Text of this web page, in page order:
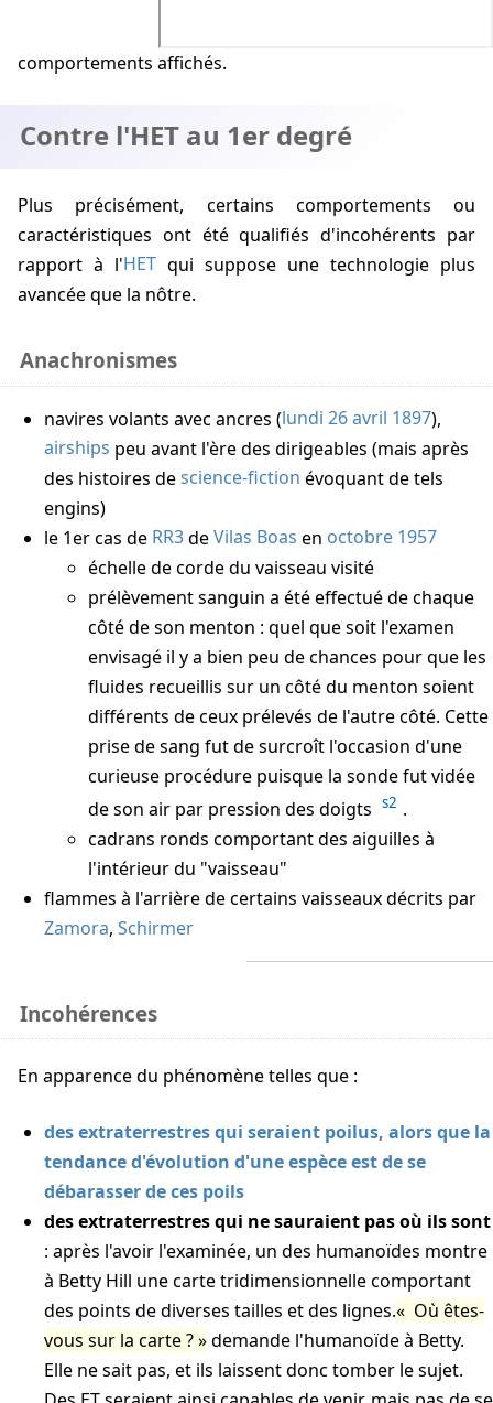
comportements affichés.
Contre l'HET au 1er degré
Plus précisément, certains comportements ou
caractéristiques ont été qualifiés d'incohérents par
rapport à l'HET qui suppose une technologie plus
avancée que la nôtre.
Anachronismes
navires volants avec ancres (lundi 26 avril 1897),
airships peu avant l'ère des dirigeables (mais après
des histoires descience-fiction évoquant de tels
engins)
le 1er cas de RR3deVilas Boas en octobre 1957
échelle de corde du vaisseau visité
prélèvement sanguin a été effectué de chaque
côté de son menton : quel que soit l'examen
envisagé il y a bien peu de chances pour que les
fluides recueillis sur un côté du menton soient
différents de ceux prélevés de l'autre côté. Cette
prise de sang fut de surcroît l'occasion d'une
curieuse procédure puisque la sonde fut vidée
de son air par pression des doigts s2 .
cadrans ronds comportant des aiguilles à
l'intérieur du "vaisseau"
flammes à l'arrière de certains vaisseaux décrits par
Zamora, Schirmer
Incohérences
en apparence du phénomène telles que :
des extraterrestres qui seraient poilus, alors que la
tendance d'évolution d'une espèce est de se
débarasser de ces poils
des extraterrestres qui ne sauraient pas où ils sont
: après l'avoir l'examinée, un des humanoïdes montre
à Betty Hill une carte tridimensionnelle comportant
des points de diverses tailles et des lignes.
Où êtes-
vous sur la carte ?
demande l'humanoïde à Betty.
Elle ne sait pas, et ils laissent donc tomber le sujet.